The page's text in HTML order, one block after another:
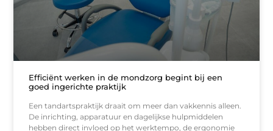
Efficiënt werken in de mondzorg begint bij een
goed ingerichte praktijk
Een tandartspraktijk draait om meer dan vakkennis alleen.
De inrichting, apparatuur en dagelijkse hulpmiddelen
hebben direct invloed op het werktempo, de ergonomie